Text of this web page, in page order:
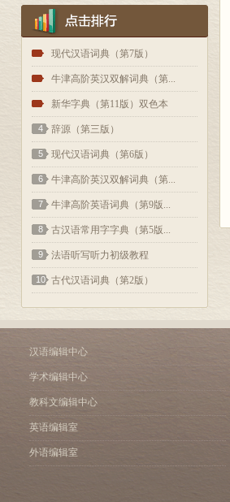
1 现代汉语词典（第7版）
2 牛津高阶英汉双解词典（第...
3 新华字典（第11版）双色本
4 辞源（第三版）
5 现代汉语词典（第6版）
6 牛津高阶英汉双解词典（第...
7 牛津高阶英语词典（第9版...
8 古汉语常用字字典（第5版...
9 法语听写听力初级教程
10 古代汉语词典（第2版）
汉语编辑中心
学术编辑中心
教科文编辑中心
英语编辑室
外语编辑室